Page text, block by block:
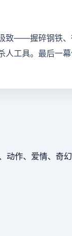
致——握碎钢铁
人工具。最后一
动作、爱情、奇